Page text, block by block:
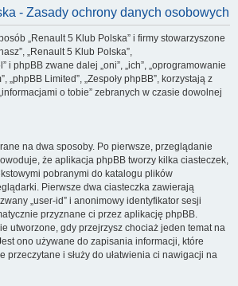
- Zasady ochrony danych osobowych
„Renault 5 Klub Polska” i firmy stowarzyszone
„Renault 5 Klub Polska”,
i phpBB zwane dalej „oni”, „ich”, „oprogramowanie
„phpBB Limited”, „Zespoły phpBB”, korzystają z
o tobie” zebranych w czasie dowolnej
na dwa sposoby. Po pierwsze, przeglądanie
że aplikacja phpBB tworzy kilka ciasteczek,
pobranymi do katalogu plików
Pierwsze dwa ciasteczka zawierają
„user-id” i anonimowy identyfikator sesji
przyznane ci przez aplikację phpBB.
utworzone, gdy przejrzysz chociaż jeden temat na
ono używane do zapisania informacji, które
przeczytane i służy do ułatwienia ci nawigacji na